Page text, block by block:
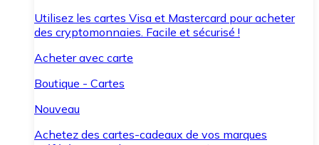
Utilisez les cartes Visa et Mastercard pour acheter
des cryptomonnaies. Facile et sécurisé !
Acheter avec carte
Boutique - Cartes
Nouveau
Achetez des cartes-cadeaux de vos marques